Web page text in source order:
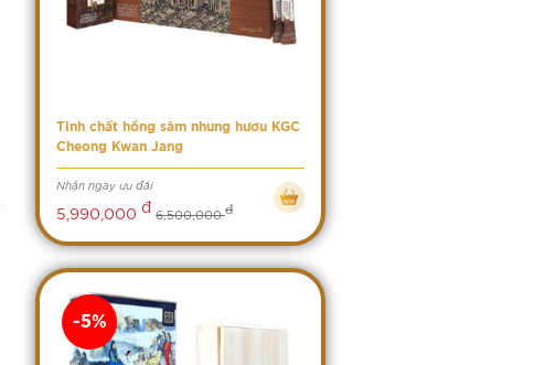
Tinh chất hồng sâm nhung hươu KGC
Cheong Kwan Jang
Nhận ngay ưu đãi
5,990,000 đ 6,500,000đ
-5%